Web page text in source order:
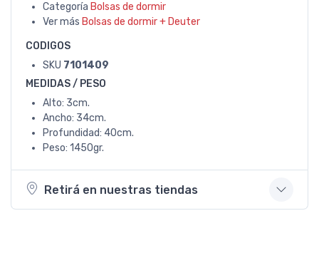
Categoría Bolsas de dormir
Ver más Bolsas de dormir + Deuter
CODIGOS
SKU 7101409
MEDIDAS / PESO
Alto: 3cm.
Ancho: 34cm.
Profundidad: 40cm.
Peso: 1450gr.
Retirá en nuestras tiendas